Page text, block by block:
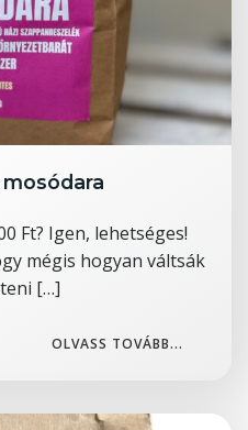
Ft? Igen, lehetséges!
mégis hogyan váltsák
[…]
OLVASS TOVÁBB...